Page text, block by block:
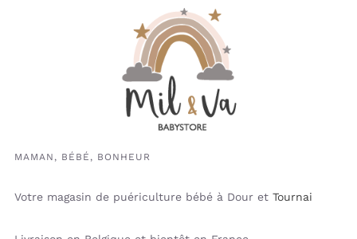
MAMAN, BÉBÉ, BONHEUR
Votre magasin de puériculture bébé à Dour et Tournai